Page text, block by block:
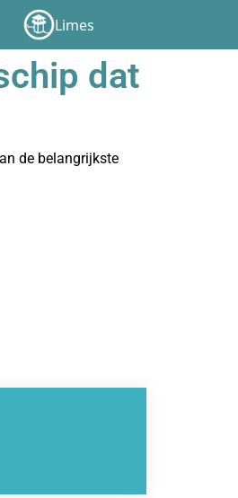
Limes
dat
de belangrijkste